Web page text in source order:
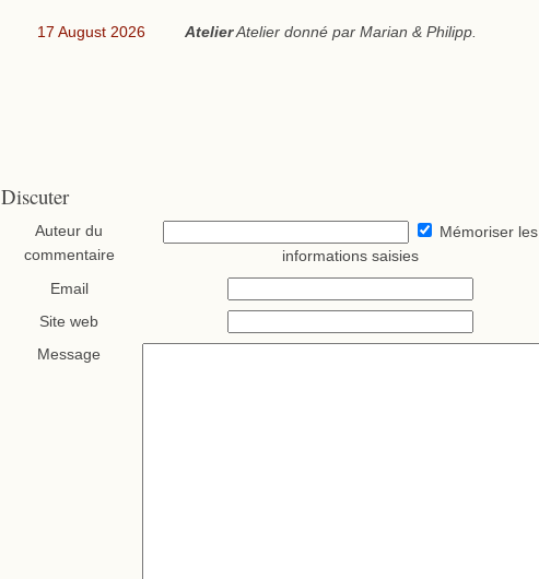
17 August 2026 AtelierAtelier donné par Marian & Philipp.
Discuter
Auteur du
commentaire
Mémoriser les
informations saisies
Email
Site web
Message